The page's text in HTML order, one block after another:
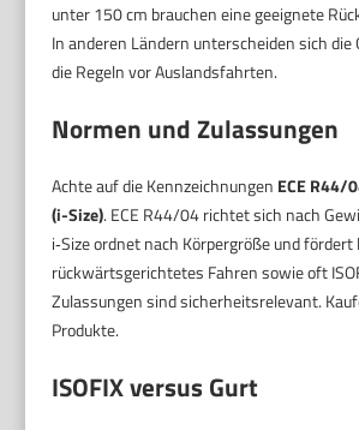
unter 150 cm brauchen eine geeignete
In anderen Ländern unterscheiden sich
die Regeln vor Auslandsfahrten.
Normen und Zulassungen
Achte auf die Kennzeichnungen ECE R44/
(i-Size). ECE R44/04 richtet sich nach
i‑Size ordnet nach Körpergröße und fördert
rückwärtsgerichtetes Fahren sowie oft
Zulassungen sind sicherheitsrelevant.
Produkte.
ISOFIX versus Gurt